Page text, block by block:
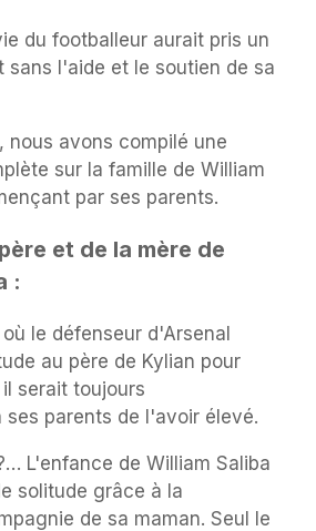
du footballeur aurait pris un
sans l'aide et le soutien de sa
nous avons compilé une
sur la famille de William
par ses parents.
et de la mère de
:
le défenseur d'Arsenal
au père de Kylian pour
serait toujours
ses parents de l'avoir élevé.
L'enfance de William Saliba
solitude grâce à la
de sa maman. Seul le